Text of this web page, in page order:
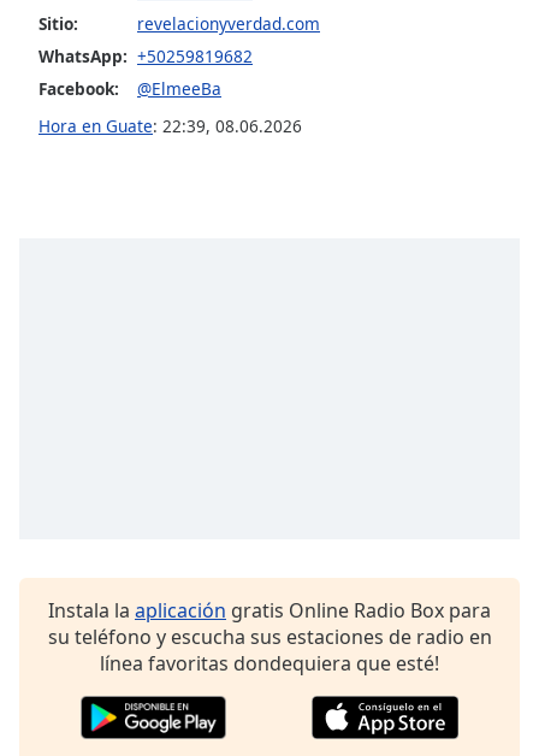
Sitio:
revelacionyverdad.com
WhatsApp: +50259819682
Facebook:
@ElmeeBa
Hora en Guate: 22:39, 08.06.2026
Instala la aplicación gratis Online Radio Box para
su teléfono y escucha sus estaciones de radio en
línea favoritas dondequiera que esté!